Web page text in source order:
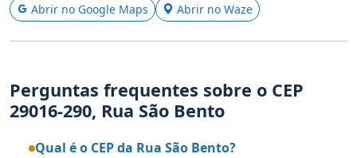
Abrir no Google Maps Abrir no Waze
Perguntas frequentes sobre o CEP
29016-290, Rua São Bento
Qual é o CEP da Rua São Bento?